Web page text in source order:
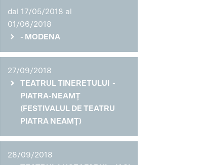
dal 17/05/2018 al
01/06/2018
- MODENA
27/09/2018
TEATRUL TINERETULUI -
PIATRA-NEAMȚ
(FESTIVALUL DE TEATRU
PIATRA NEAMȚ)
28/09/2018